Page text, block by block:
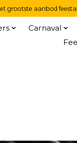
grootste aanbod
Carnaval